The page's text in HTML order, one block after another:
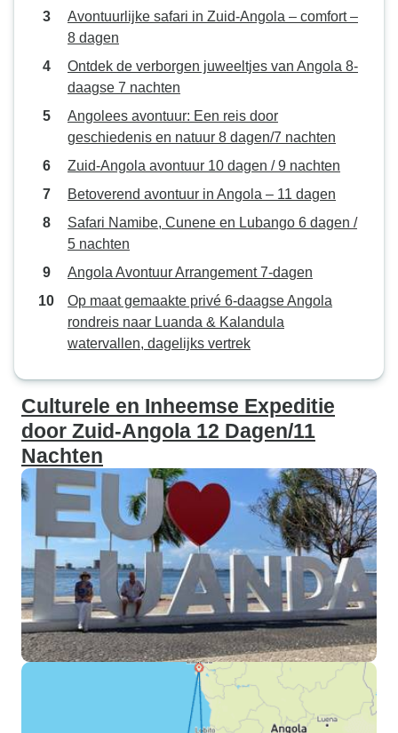
Avontuurlijke safari in Zuid-Angola – comfort –
8 dagen
Ontdek de verborgen juweeltjes van Angola 8-
daagse 7 nachten
Angolees avontuur: Een reis door
geschiedenis en natuur 8 dagen/7 nachten
Zuid-Angola avontuur 10 dagen / 9 nachten
Betoverend avontuur in Angola – 11 dagen
Safari Namibe, Cunene en Lubango 6 dagen /
5 nachten
Angola Avontuur Arrangement 7-dagen
Op maat gemaakte privé 6-daagse Angola
rondreis naar Luanda & Kalandula
watervallen, dagelijks vertrek
Culturele en Inheemse Expeditie
door Zuid-Angola 12 Dagen/11
Nachten